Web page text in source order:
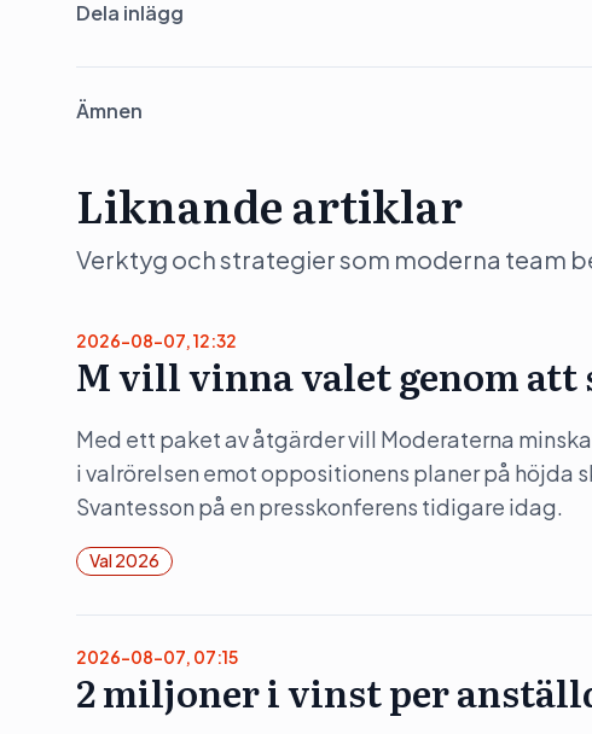
Dela inlägg
Ämnen
Liknande artiklar
Verktyg och strategier som moderna team
2026-08-07, 12:32
M vill vinna valet genom att
Med ett paket av åtgärder vill Moderaterna
i valrörelsen emot oppositionens planer på
Svantesson på en presskonferens tidigare idag.
Val 2026
2026-08-07, 07:15
2 miljoner i vinst per